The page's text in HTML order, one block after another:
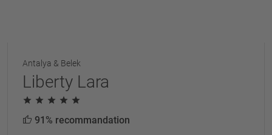
Antalya & Belek
Liberty Lara
91% recommandation